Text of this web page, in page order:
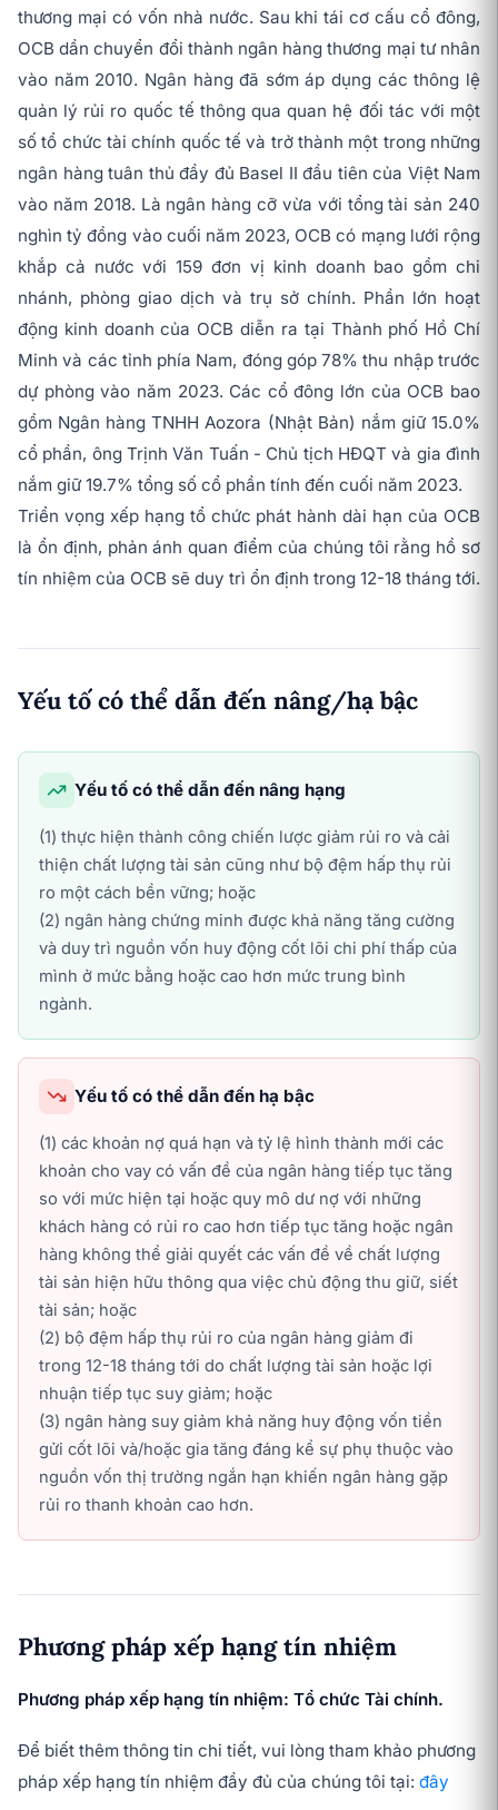
thương mại có vốn nhà nước. Sau khi tái cơ cấu cổ đông,
OCB dần chuyển đổi thành ngân hàng thương mại tư nhân
vào năm 2010. Ngân hàng đã sớm áp dụng các thông lệ
quản lý rủi ro quốc tế thông qua quan hệ đối tác với một
số tổ chức tài chính quốc tế và trở thành một trong những
ngân hàng tuân thủ đầy đủ Basel II đầu tiên của Việt Nam
vào năm 2018. Là ngân hàng cỡ vừa với tổng tài sản 240
nghìn tỷ đồng vào cuối năm 2023, OCB có mạng lưới rộng
khắp cả nước với 159 đơn vị kinh doanh bao gồm chi
nhánh, phòng giao dịch và trụ sở chính. Phần lớn hoạt
động kinh doanh của OCB diễn ra tại Thành phố Hồ Chí
Minh và các tỉnh phía Nam, đóng góp 78% thu nhập trước
dự phòng vào năm 2023. Các cổ đông lớn của OCB bao
gồm Ngân hàng TNHH Aozora (Nhật Bản) nắm giữ 15.0%
cổ phần, ông Trịnh Văn Tuấn - Chủ tịch HĐQT và gia đình
nắm giữ 19.7% tổng số cổ phần tính đến cuối năm 2023.
Triển vọng xếp hạng tổ chức phát hành dài hạn của OCB
là ổn định, phản ánh quan điểm của chúng tôi rằng hồ sơ
tín nhiệm của OCB sẽ duy trì ổn định trong 12-18 tháng tới.
Yếu tố có thể dẫn đến nâng/hạ bậc
Yếu tố có thể dẫn đến nâng hạng
(1) thực hiện thành công chiến lược giảm rủi ro và cải
thiện chất lượng tài sản cũng như bộ đệm hấp thụ rủi
ro một cách bền vững; hoặc
(2) ngân hàng chứng minh được khả năng tăng cường
và duy trì nguồn vốn huy động cốt lõi chi phí thấp của
mình ở mức bằng hoặc cao hơn mức trung bình
ngành.
Yếu tố có thể dẫn đến hạ bậc
(1) các khoản nợ quá hạn và tỷ lệ hình thành mới các
khoản cho vay có vấn đề của ngân hàng tiếp tục tăng
so với mức hiện tại hoặc quy mô dư nợ với những
khách hàng có rủi ro cao hơn tiếp tục tăng hoặc ngân
hàng không thể giải quyết các vấn đề về chất lượng
tài sản hiện hữu thông qua việc chủ động thu giữ, siết
tài sản; hoặc
(2) bộ đệm hấp thụ rủi ro của ngân hàng giảm đi
trong 12-18 tháng tới do chất lượng tài sản hoặc lợi
nhuận tiếp tục suy giảm; hoặc
(3) ngân hàng suy giảm khả năng huy động vốn tiền
gửi cốt lõi và/hoặc gia tăng đáng kể sự phụ thuộc vào
nguồn vốn thị trường ngắn hạn khiến ngân hàng gặp
rủi ro thanh khoản cao hơn.
Phương pháp xếp hạng tín nhiệm
Phương pháp xếp hạng tín nhiệm: Tổ chức Tài chính.
Để biết thêm thông tin chi tiết, vui lòng tham khảo phương
pháp xếp hạng tín nhiệm đầy đủ của chúng tôi tại: đây